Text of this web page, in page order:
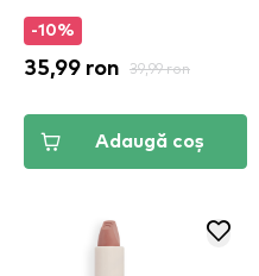
-10%
35,99 ron 39,99 ron
Adaugă coș